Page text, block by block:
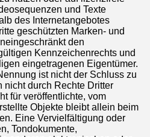
und Texte
des Internetangebotes
geschützten Marken- und
den
Kennzeichenrechts und
eingetragenen Eigentümer.
ist nicht der Schluss zu
nicht durch Rechte Dritter
für veröffentlichte, vom
Objekte bleibt allein beim
Eine Vervielfältigung oder
Tondokumente,